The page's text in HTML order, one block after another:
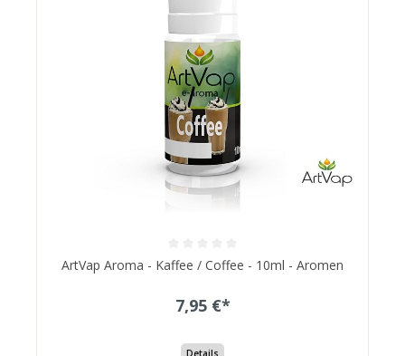
ArtVap Aroma - Kaffee / Coffee - 10ml - Aromen
7,95 €*
Details